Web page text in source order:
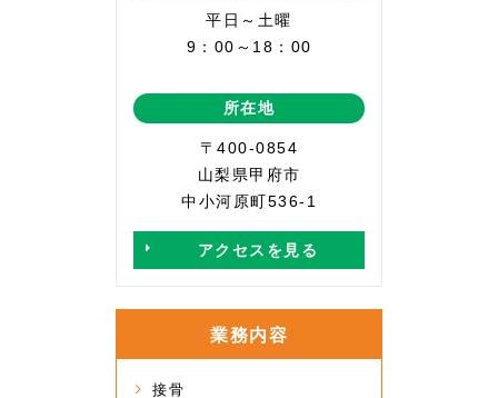
平日～土曜
9：00～18：00
所在地
〒400-0854
山梨県甲府市
中小河原町536-1
アクセスを見る
業務内容
接骨